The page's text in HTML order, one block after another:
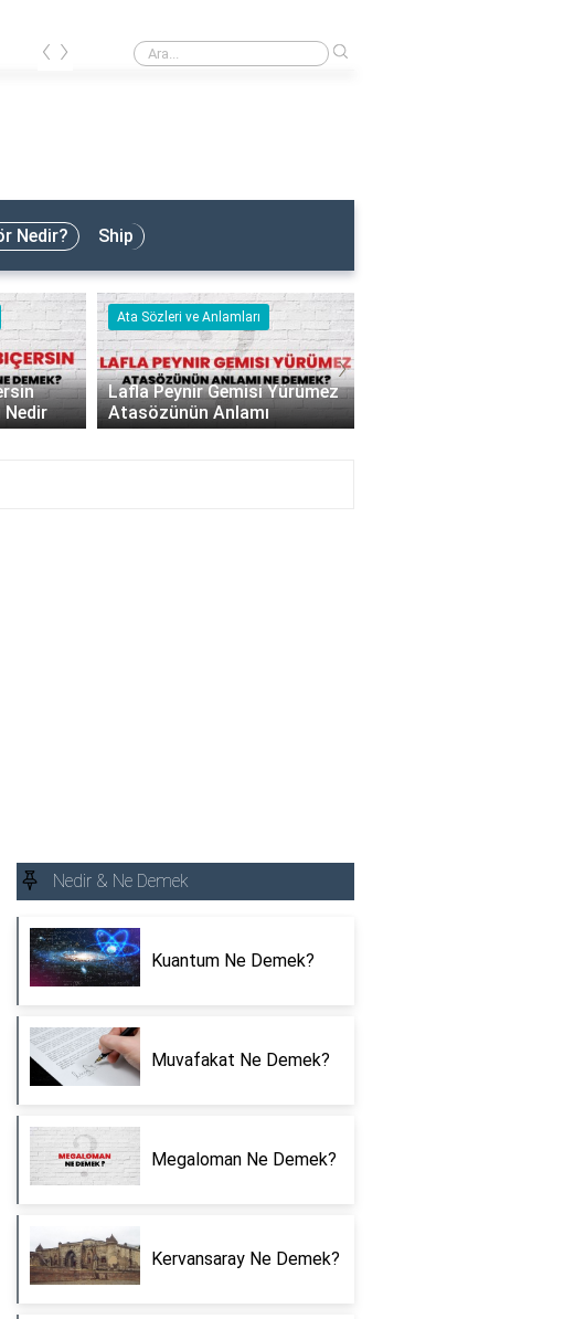
Armatör Ne İş Yapar?
‹ ›
Nedir? Ship
Nedir
Ata Sözleri ve Anlamları
Lafla Peynir Gemisi Yürümez
Atasözünün Anlamı
›
Nedir & Ne Demek
Kuantum Ne Demek?
Muvafakat Ne Demek?
Megaloman Ne Demek?
Kervansaray Ne Demek?